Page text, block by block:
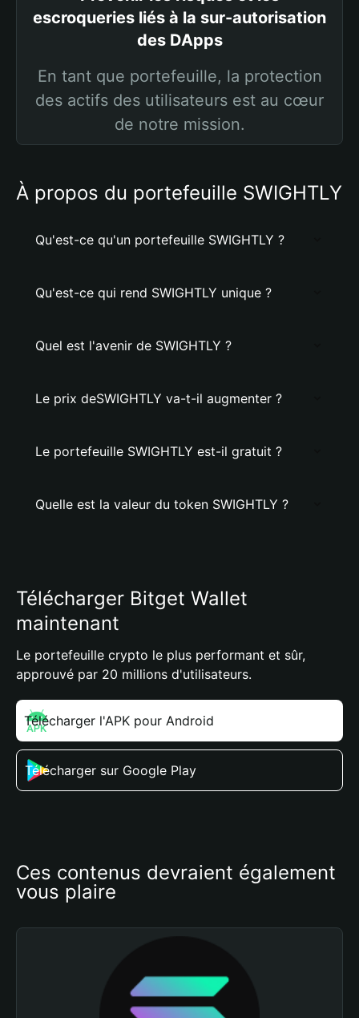
escroqueries liés à la sur-autorisation
des DApps
En tant que portefeuille, la protection
des actifs des utilisateurs est au cœur
de notre mission.
À propos du portefeuille SWIGHTLY
Qu'est-ce qu'un portefeuille SWIGHTLY ?
Qu'est-ce qui rend SWIGHTLY unique ?
Quel est l'avenir de SWIGHTLY ?
Le prix deSWIGHTLY va-t-il augmenter ?
Le portefeuille SWIGHTLY est-il gratuit ?
Quelle est la valeur du token SWIGHTLY ?
Télécharger Bitget Wallet
maintenant
Le portefeuille crypto le plus performant et sûr,
approuvé par 20 millions d'utilisateurs.
Télécharger l'APK pour Android
Télécharger sur Google Play
Ces contenus devraient également
vous plaire